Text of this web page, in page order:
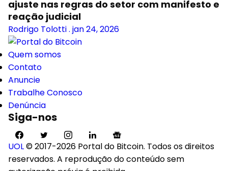
ajuste nas regras do setor com manifesto e
reação judicial
Rodrigo Tolotti. jan 24, 2026
Quem somos
Contato
Anuncie
Trabalhe Conosco
Denúncia
Siga-nos
UOL© 2017-2026 Portal do Bitcoin. Todos os direitos
reservados. A reprodução do conteúdo sem